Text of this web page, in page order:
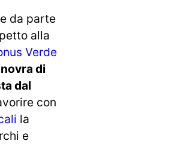
da parte
alla
Verde
di
dal
con
la
e